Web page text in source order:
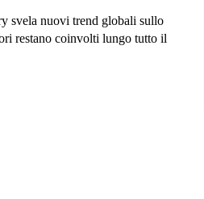
svela nuovi trend globali sullo
restano coinvolti lungo tutto il